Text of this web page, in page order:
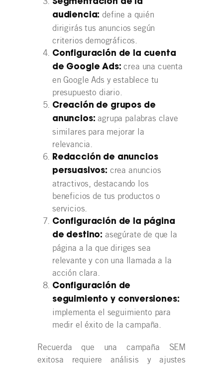
audiencia: define a quién
dirigirás tus anuncios según
criterios demográficos.
Configuración de la cuenta
de Google Ads: crea una cuenta
en Google Ads y establece tu
presupuesto diario.
Creación de grupos de
anuncios: agrupa palabras clave
similares para mejorar la
relevancia.
Redacción de anuncios
persuasivos: crea anuncios
atractivos, destacando los
beneficios de tus productos o
servicios.
Configuración de la página
de destino: asegúrate de que la
página a la que diriges sea
relevante y con una llamada a la
acción clara.
Configuración de
seguimiento y conversiones:
implementa el seguimiento para
medir el éxito de la campaña.
Recuerda que una campaña SEM
exitosa requiere análisis y ajustes